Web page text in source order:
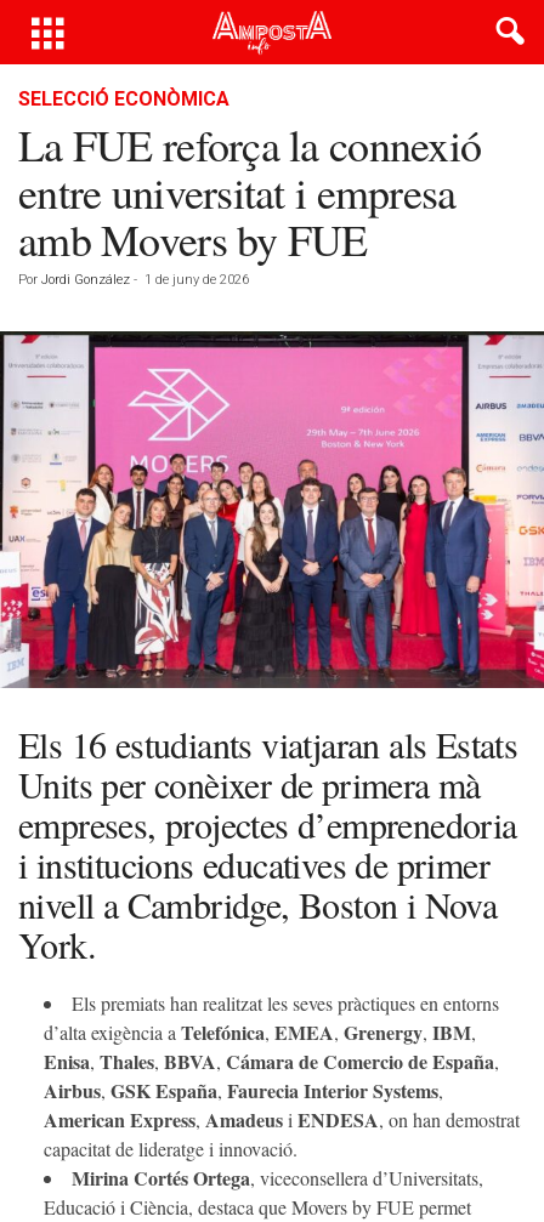
SELECCIÓ ECONÒMICA
La FUE reforça la connexió
entre universitat i empresa
amb Movers by FUE
Por Jordi González - 1 de juny de 2026
Els 16 estudiants viatjaran als Estats
Units per conèixer de primera mà
empreses, projectes d’emprenedoria
i institucions educatives de primer
nivell a Cambridge, Boston i Nova
York.
Els premiats han realitzat les seves pràctiques en entorns
d’alta exigència aTelefónica, EMEA, Grenergy, IBM,
Enisa, Thales, BBVA, Cámara de Comercio de España,
Airbus, GSK España, Faurecia Interior Systems,
American Express, AmadeusiENDESA, on han demostrat
capacitat de lideratge i innovació.
Mirina Cortés Ortega, viceconsellera d’Universitats,
Educació i Ciència, destaca que Movers by FUE permet